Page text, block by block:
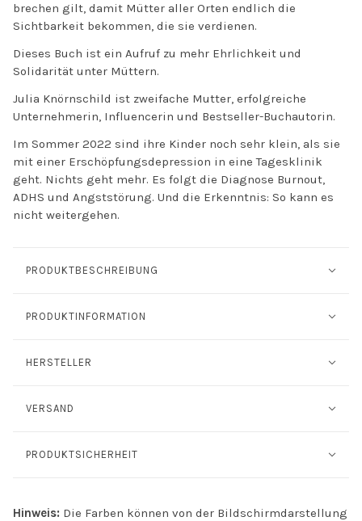
brechen gilt, damit Mütter aller Orten endlich die
Sichtbarkeit bekommen, die sie verdienen.
Dieses Buch ist ein Aufruf zu mehr Ehrlichkeit und
Solidarität unter Müttern.
Julia Knörnschild ist zweifache Mutter, erfolgreiche
Unternehmerin, Influencerin und Bestseller-Buchautorin.
Im Sommer 2022 sind ihre Kinder noch sehr klein, als sie
mit einer Erschöpfungsdepression in eine Tagesklinik
geht. Nichts geht mehr. Es folgt die Diagnose Burnout,
ADHS und Angststörung. Und die Erkenntnis: So kann es
nicht weitergehen.
PRODUKTBESCHREIBUNG
PRODUKTINFORMATION
HERSTELLER
VERSAND
PRODUKTSICHERHEIT
Hinweis: Die Farben können von der Bildschirmdarstellung